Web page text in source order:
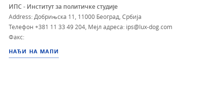
ИПС - Институт за политичке студије
Address: Добрињска 11, 11000 Београд, Србија
Телефон +381 11 33 49 204 Мејл адреса: ips@lux-dog.com
Факс:
НАЂИ НА МАПИ